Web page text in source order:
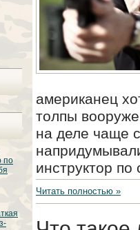
по
американец
толпы
на деле чаще
инструктор
Читать полностью »